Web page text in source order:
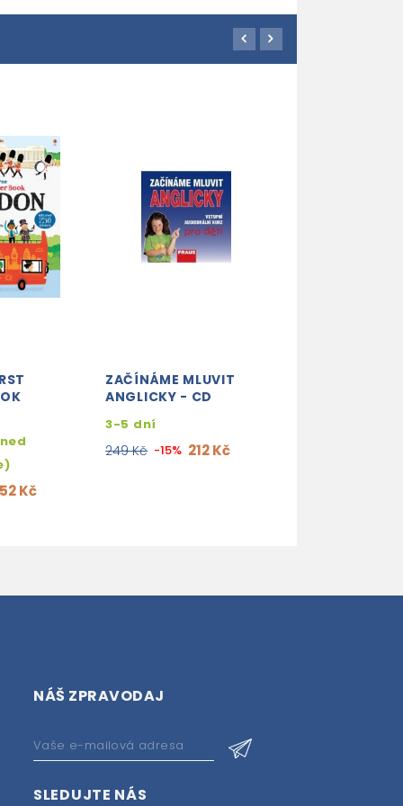
Kč
ZAČÍNÁME MLUVIT
ANGLICKY - CD
3-5 dní
249 Kč -15% 212 Kč
NÁŠ ZPRAVODAJ
SLEDUJTE NÁS